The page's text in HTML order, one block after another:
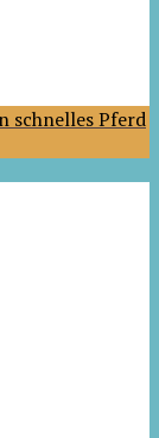
schnelles Pferd